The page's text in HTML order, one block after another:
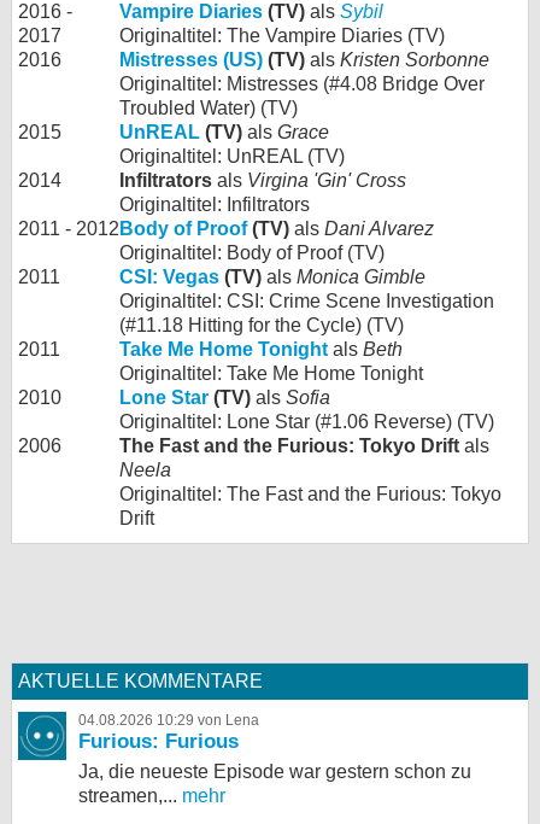
2016 -
2017
Vampire Diaries (TV) als Sybil
Originaltitel: The Vampire Diaries (TV)
2016
Mistresses (US) (TV) als Kristen Sorbonne
Originaltitel: Mistresses (#4.08 Bridge Over
Troubled Water) (TV)
2015
UnREAL (TV) als Grace
Originaltitel: UnREAL (TV)
2014
Infiltrators als Virgina 'Gin' Cross
Originaltitel: Infiltrators
2011 - 2012 Body of Proof(TV) als Dani Alvarez
Originaltitel: Body of Proof (TV)
2011
CSI: Vegas (TV) als Monica Gimble
Originaltitel: CSI: Crime Scene Investigation
(#11.18 Hitting for the Cycle) (TV)
2011
Take Me Home Tonight als Beth
Originaltitel: Take Me Home Tonight
2010
Lone Star (TV) als Sofia
Originaltitel: Lone Star (#1.06 Reverse) (TV)
2006
The Fast and the Furious: Tokyo Drift als
Neela
Originaltitel: The Fast and the Furious: Tokyo
Drift
AKTUELLE KOMMENTARE
04.08.2026 10:29 von Lena
Furious: Furious
Ja, die neueste Episode war gestern schon zu
streamen,... mehr